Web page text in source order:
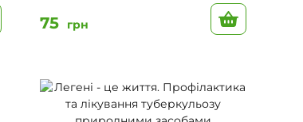
До кошику
75 грн